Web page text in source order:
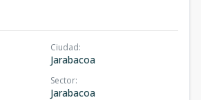
Ciudad:
Jarabacoa
Sector:
Jarabacoa